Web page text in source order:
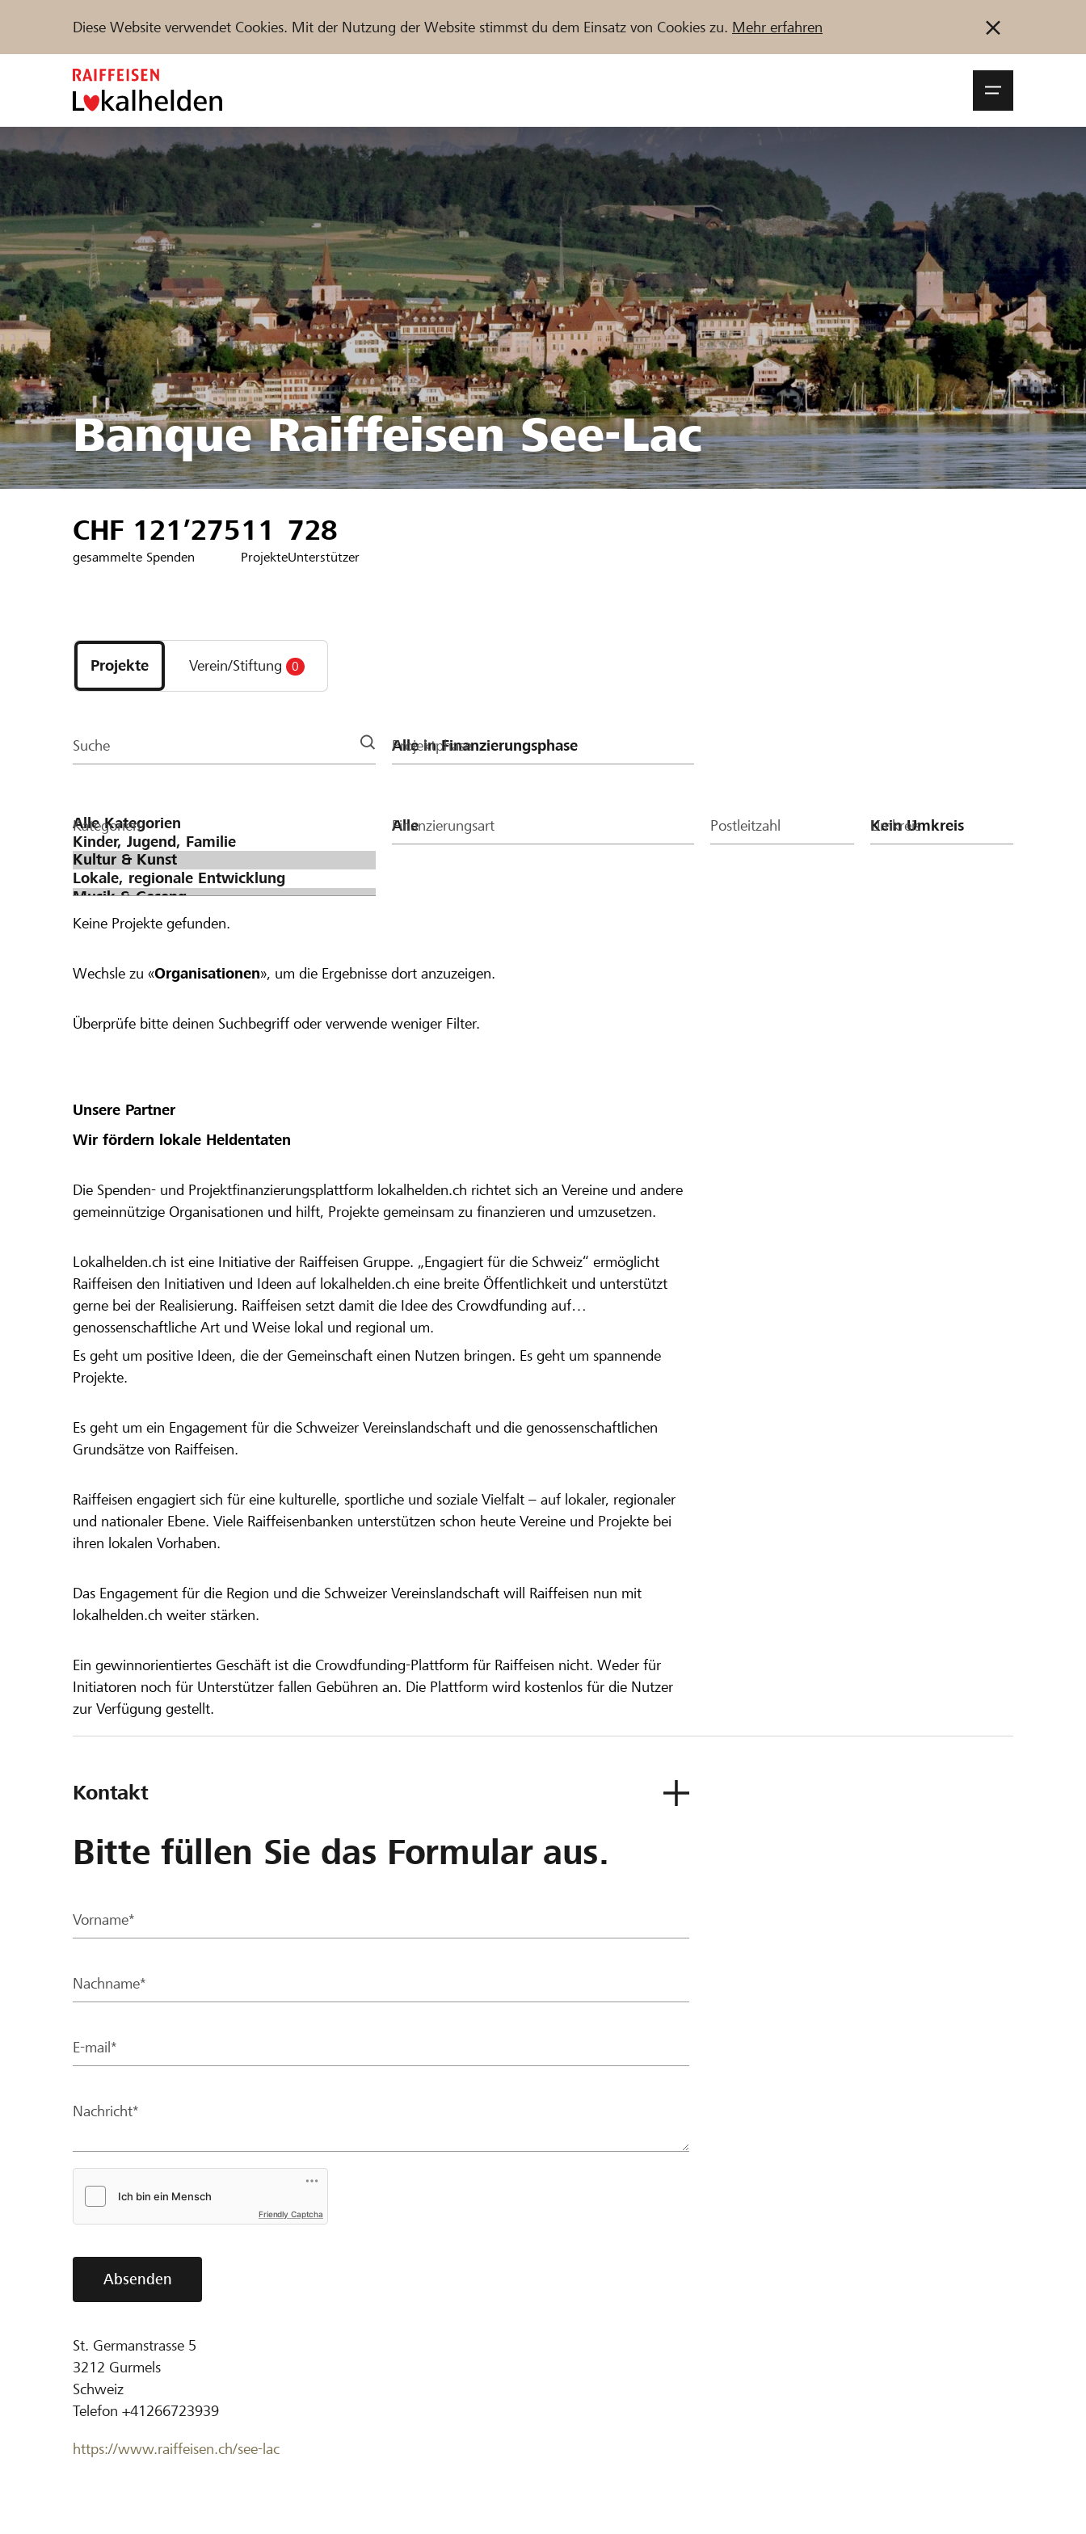
Diese Website verwendet Cookies. Mit der Nutzung der Website stimmst du dem Einsatz von Cookies zu. Mehr erfahren
Unterstützen Hilfe & Support Partner / Raiffeisenbank
Projekte und Organisationen finden Jetzt starten
DE FR IT
Banque Raiffeisen See-Lac
CHF 121’275
gesammelte Spenden
11
Projekte
728
Unterstützer
Projekte
und
Organisationen
Projekte Verein/Stiftung 0
Suche Projektphase
Kategorien Finanzierungsart Postleitzahl Umkreis
Keine Projekte gefunden.
Wechsle zu «Organisationen», um die Ergebnisse dort anzuzeigen.
Überprüfe bitte deinen Suchbegriff oder verwende weniger Filter.
Unsere Partner
Wir fördern lokale Heldentaten
Die Spenden- und Projektfinanzierungsplattform lokalhelden.ch richtet sich an Vereine und andere
gemeinnützige Organisationen und hilft, Projekte gemeinsam zu finanzieren und umzusetzen.
Lokalhelden.ch ist eine Initiative der Raiffeisen Gruppe. „Engagiert für die Schweiz“ ermöglicht
Raiffeisen den Initiativen und Ideen auf lokalhelden.ch eine breite Öffentlichkeit und unterstützt
gerne bei der Realisierung. Raiffeisen setzt damit die Idee des Crowdfunding auf
genossenschaftliche Art und Weise lokal und regional um.
Es geht um positive Ideen, die der Gemeinschaft einen Nutzen bringen. Es geht um spannende
Projekte.
Es geht um ein Engagement für die Schweizer Vereinslandschaft und die genossenschaftlichen
Grundsätze von Raiffeisen.
Raiffeisen engagiert sich für eine kulturelle, sportliche und soziale Vielfalt – auf lokaler, regionaler
und nationaler Ebene. Viele Raiffeisenbanken unterstützen schon heute Vereine und Projekte bei
ihren lokalen Vorhaben.
Das Engagement für die Region und die Schweizer Vereinslandschaft will Raiffeisen nun mit
lokalhelden.ch weiter stärken.
Ein gewinnorientiertes Geschäft ist die Crowdfunding-Plattform für Raiffeisen nicht. Weder für
Initiatoren noch für Unterstützer fallen Gebühren an. Die Plattform wird kostenlos für die Nutzer
zur Verfügung gestellt.
Kontakt
Bitte füllen Sie das Formular aus.
Vorname*
Nachname*
E-mail*
Nachricht*
Friendly Captcha
Absenden
St. Germanstrasse 5
3212 Gurmels
Schweiz
Telefon +41266723939
https://www.raiffeisen.ch/see-lac